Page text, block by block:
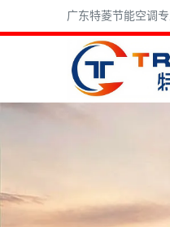
广东特菱节能空调